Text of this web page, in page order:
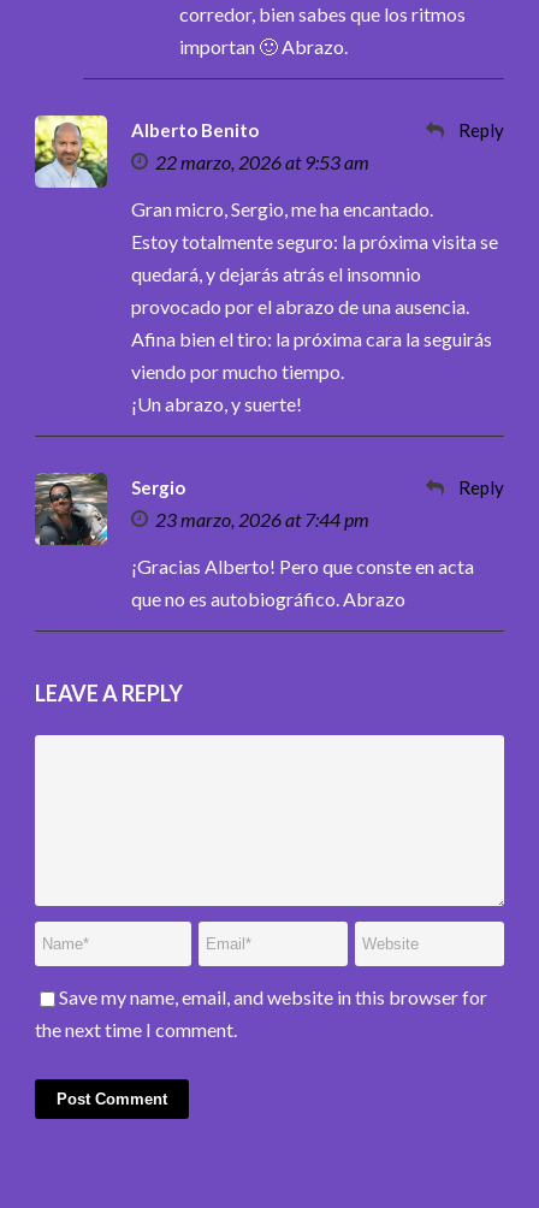
corredor, bien sabes que los ritmos
importan 🙂 Abrazo.
Alberto Benito
22 marzo, 2026 at 9:53 am
Reply
Gran micro, Sergio, me ha encantado.
Estoy totalmente seguro: la próxima visita se
quedará, y dejarás atrás el insomnio
provocado por el abrazo de una ausencia.
Afina bien el tiro: la próxima cara la seguirás
viendo por mucho tiempo.
¡Un abrazo, y suerte!
Sergio
23 marzo, 2026 at 7:44 pm
Reply
¡Gracias Alberto! Pero que conste en acta
que no es autobiográfico. Abrazo
LEAVE A REPLY
Save my name, email, and website in this browser for
the next time I comment.